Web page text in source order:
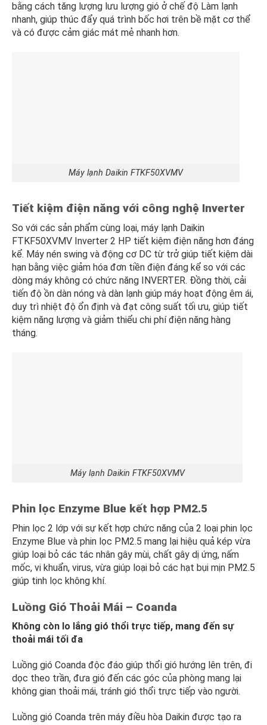
bằng cách tăng lượng lưu lượng gió ở chế độ Làm lạnh
nhanh, giúp thúc đẩy quá trình bốc hơi trên bề mặt cơ thể
và có được cảm giác mát mẻ nhanh hơn.
Máy lạnh Daikin FTKF50XVMV
Tiết kiệm điện năng với công nghệ Inverter
So với các sản phẩm cùng loại, máy lạnh Daikin
FTKF50XVMV Inverter 2 HP tiết kiệm điện năng hơn đáng
kể. Máy nén swing và động cơ DC từ trở giúp tiết kiệm dài
hạn bằng việc giảm hóa đơn tiền điện đáng kể so với các
dòng máy không có chức năng INVERTER. Đồng thời, cải
tiến độ ồn dàn nóng và dàn lạnh giúp máy hoạt động êm ái,
duy trì nhiệt độ ổn định và đạt công suất tối ưu, giúp tiết
kiệm năng lượng và giảm thiểu chi phí điện năng hàng
tháng.
Máy lạnh Daikin FTKF50XVMV
Phin lọc Enzyme Blue kết hợp PM2.5
Phin lọc 2 lớp với sự kết hợp chức năng của 2 loại phin lọc
Enzyme Blue và phin lọc PM2.5 mang lại hiệu quả kép vừa
giúp loại bỏ các tác nhân gây mùi, chất gây dị ứng, nấm
mốc, vi khuẩn, virus, vừa giúp loại bỏ các hạt bụi mịn PM2.5
giúp tinh lọc không khí.
Luồng Gió Thoải Mái – Coanda
Không còn lo lắng gió thổi trực tiếp, mang đến sự
thoải mái tối đa
Luồng gió Coanda độc đáo giúp thổi gió hướng lên trên, đi
dọc theo trần, đưa gió đến các góc của phòng mang lại
không gian thoải mái, tránh gió thổi trực tiếp vào người.
Luồng gió Coanda trên máy điều hòa Daikin được tạo ra